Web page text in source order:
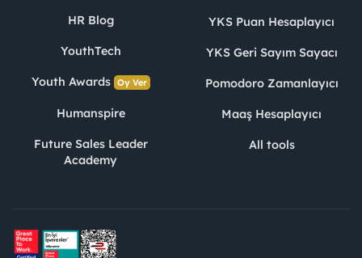
HR Blog
YouthTech
Youth Awards Oy Ver
Humanspire
Future Sales Leader
Academy
YKS Puan Hesaplayıcı
YKS Geri Sayım Sayacı
Pomodoro Zamanlayıcı
Maaş Hesaplayıcı
All tools